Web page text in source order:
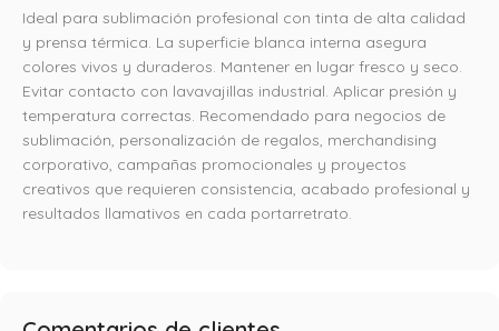
Ideal para sublimación profesional con tinta de alta calidad
y prensa térmica. La superficie blanca interna asegura
colores vivos y duraderos. Mantener en lugar fresco y seco.
Evitar contacto con lavavajillas industrial. Aplicar presión y
temperatura correctas. Recomendado para negocios de
sublimación, personalización de regalos, merchandising
corporativo, campañas promocionales y proyectos
creativos que requieren consistencia, acabado profesional y
resultados llamativos en cada portarretrato.